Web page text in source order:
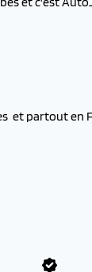
et partout en